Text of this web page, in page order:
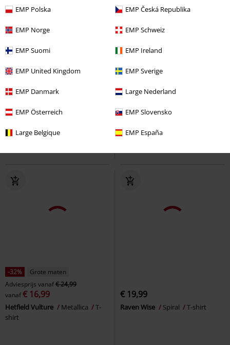
EMP Polska EMP Česká Republika
EMP Norge EMP Schweiz
EMP Suomi EMP Ireland
EMP United Kingdom EMP Sverige
EMP Danmark Large Nederland
EMP Österreich EMP Slovensko
Large Belgique EMP España
-40%
Adviesprijs€ 24,99
€ 14,99
T-shirt met vlinderprint
Grote maten
€ 23,99
USAF Gasoline Bandit
-32%
Grote maten
Adviesprijs vanaf€ 24,99
vanaf€ 16,99
Hetfield Vulture Metallica
T-
shirt
€ 19,99
Raven Wise Spiral T-shirt